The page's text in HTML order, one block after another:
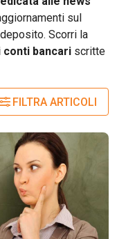
sul
Scorri la
conti bancari scritte
FILTRA ARTICOLI